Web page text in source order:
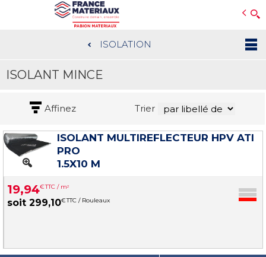
au
contenu
ISOLATION
ISOLANT MINCE
Affinez Trier
ISOLANT MULTIREFLECTEUR HPV ATI
PRO
1.5X10 M
19,94€TTC / m2
soit 299,10€TTC / Rouleaux